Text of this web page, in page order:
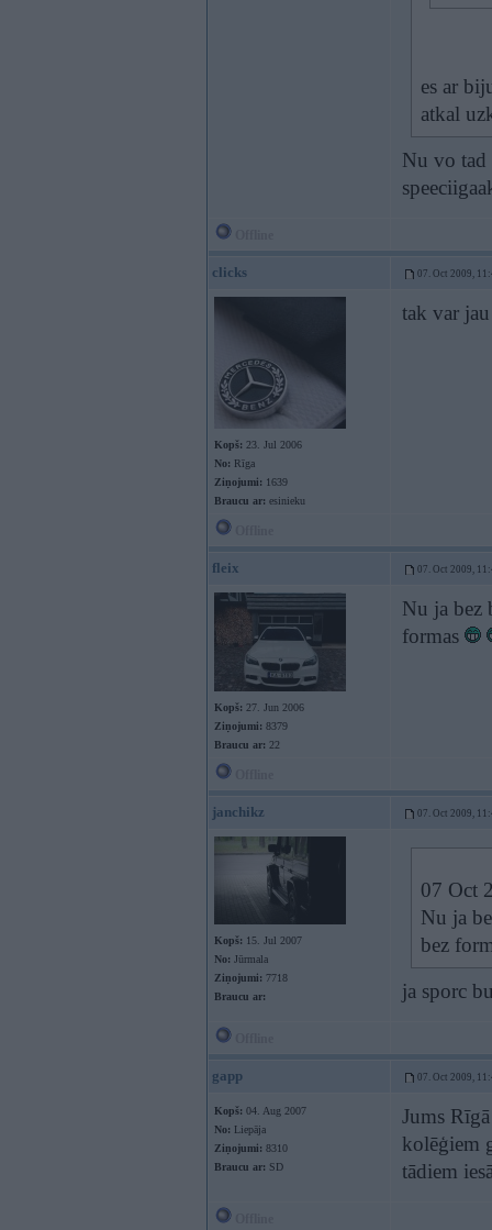
es ar
atkal
Nu vo
clicks 07. Oct 2009,
Kopš: 23. Jul 2006
No: Rīga
Ziņojumi: 1639
Braucu ar: esinieku
tak var
fleix 07. Oct 2009,
Kopš: 27. Jun 2006
Ziņojumi: 8379
Braucu ar: 22
Nu ja bez
formas
janchikz 07. Oct 2009,
Kopš: 15. Jul 2007
No: Jūrmala
Ziņojumi: 7718
Braucu ar:
07 Oct
Nu ja
bez
ja sporc
gapp 07. Oct 2009,
Kopš: 04. Aug 2007
No: Liepāja
Ziņojumi: 8310
Braucu ar: SD
Jums
kolēģiem
tādiem